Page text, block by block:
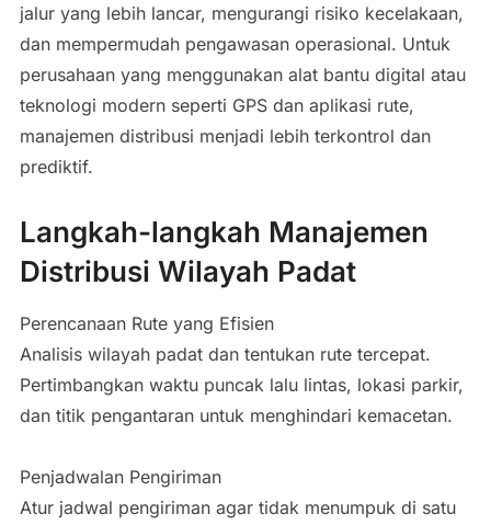
jalur yang lebih lancar, mengurangi risiko kecelakaan,
dan mempermudah pengawasan operasional. Untuk
perusahaan yang menggunakan alat bantu digital atau
teknologi modern seperti GPS dan aplikasi rute,
manajemen distribusi menjadi lebih terkontrol dan
prediktif.
Langkah-langkah Manajemen
Distribusi Wilayah Padat
Perencanaan Rute yang Efisien
Analisis wilayah padat dan tentukan rute tercepat.
Pertimbangkan waktu puncak lalu lintas, lokasi parkir,
dan titik pengantaran untuk menghindari kemacetan.
Penjadwalan Pengiriman
Atur jadwal pengiriman agar tidak menumpuk di satu